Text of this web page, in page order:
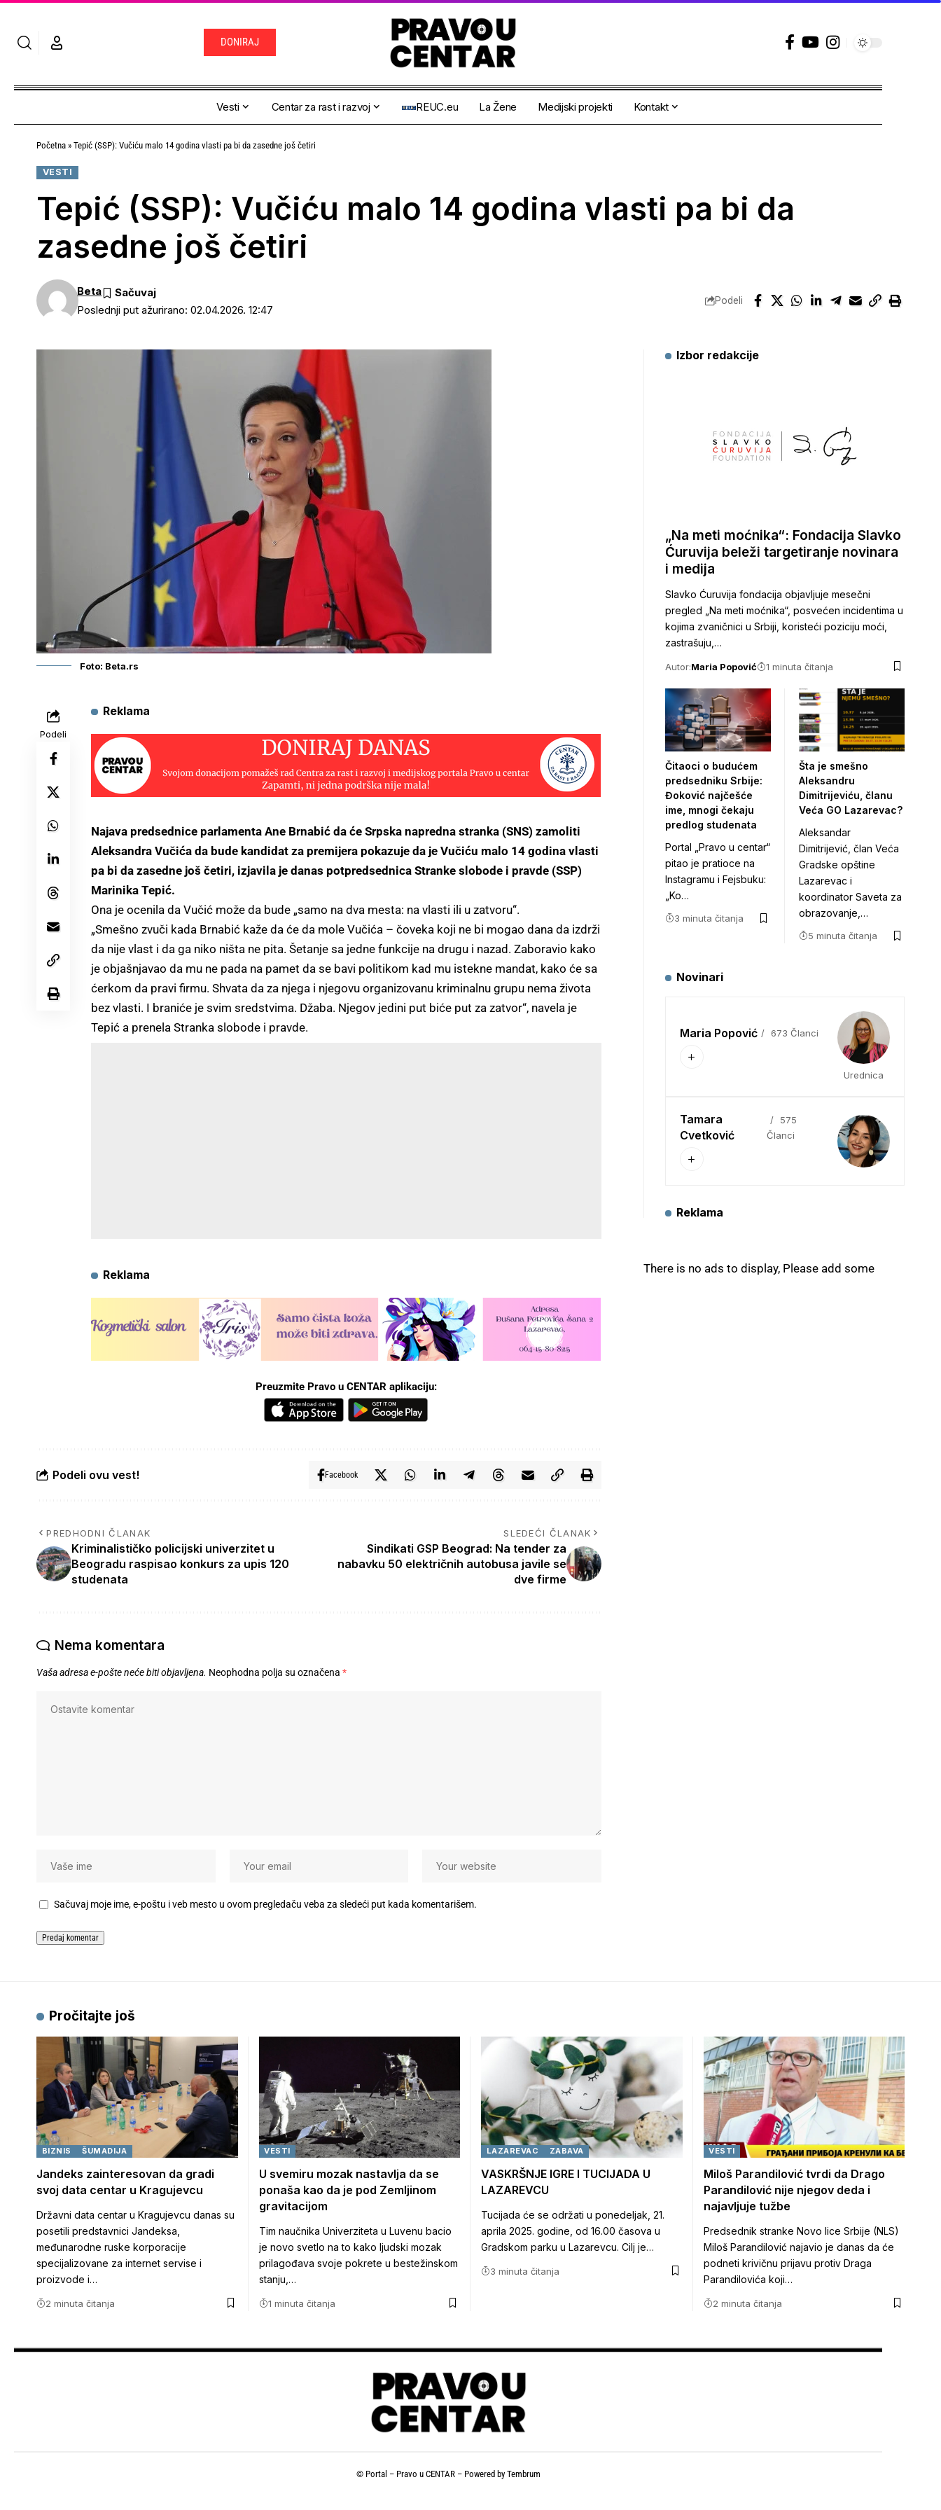
DONIRAJ
Vesti Centar za rast i razvoj REUC.eu La Žene Medijski projekti Kontakt
Početna » Tepić (SSP): Vučiću malo 14 godina vlasti pa bi da zasedne još četiri
VESTI
Tepić (SSP): Vučiću malo 14 godina vlasti pa bi da
zasedne još četiri
Poslednji put ažurirano: 02.04.2026. 12:47
Beta
Podeli
Foto: Beta.rs
Podeli
Reklama
Najava predsednice parlamenta Ane Brnabić da će Srpska napredna stranka (SNS) zamoliti
Aleksandra Vučića da bude kandidat za premijera pokazuje da je Vučiću malo 14 godina vlasti
pa bi da zasedne još četiri, izjavila je danas potpredsednica Stranke slobode i pravde (SSP)
Marinika Tepić.
Ona je ocenila da Vučić može da bude „samo na dva mesta: na vlasti ili u zatvoru“.
„Smešno zvuči kada Brnabić kaže da će da mole Vučića – čoveka koji ne bi mogao dana da izdrži
da nije vlast i da ga niko ništa ne pita. Šetanje sa jedne funkcije na drugu i nazad. Zaboravio kako
je objašnjavao da mu ne pada na pamet da se bavi politikom kad mu istekne mandat, kako će sa
ćerkom da pravi firmu. Shvata da za njega i njegovu organizovanu kriminalnu grupu nema života
bez vlasti. I braniće je svim sredstvima. Džaba. Njegov jedini put biće put za zatvor“, navela je
Tepić a prenela Stranka slobode i pravde.
Reklama
Preuzmite Pravo u CENTAR aplikaciju:
Podeli ovu vest! Facebook
PREDHODNI ČLANAK
Kriminalističko policijski univerzitet u
Beogradu raspisao konkurs za upis 120
studenata
SLEDEĆI ČLANAK
Sindikati GSP Beograd: Na tender za
nabavku 50 električnih autobusa javile se
dve firme
Nema komentara
Vaša adresa e-pošte neće biti objavljena. Neophodna polja su označena *
Sačuvaj moje ime, e-poštu i veb mesto u ovom pregledaču veba za sledeći put kada komentarišem.
Izbor redakcije
„Na meti moćnika“: Fondacija Slavko
Ćuruvija beleži targetiranje novinara
i medija
Slavko Ćuruvija fondacija objavljuje mesečni
pregled „Na meti moćnika“, posvećen incidentima u
kojima zvaničnici u Srbiji, koristeći poziciju moći,
zastrašuju,…
Autor:Maria Popović 1 minuta čitanja
Čitaoci o budućem
predsedniku Srbije:
Đoković najčešće
ime, mnogi čekaju
predlog studenata
Portal „Pravo u centar“
pitao je pratioce na
Instagramu i Fejsbuku:
„Ko…
3 minuta čitanja
Šta je smešno
Aleksandru
Dimitrijeviću, članu
Veća GO Lazarevac?
Aleksandar
Dimitrijević, član Veća
Gradske opštine
Lazarevac i
koordinator Saveta za
obrazovanje,…
5 minuta čitanja
Novinari
Maria Popović 673 Članci
Urednica
Tamara
Cvetković
575
Članci
Reklama
There is no ads to display, Please add some
Pročitajte još
BIZNIS ŠUMADIJA
Jandeks zainteresovan da gradi
svoj data centar u Kragujevcu
Državni data centar u Kragujevcu danas su
posetili predstavnici Jandeksa,
međunarodne ruske korporacije
specijalizovane za internet servise i
proizvode i…
2 minuta čitanja
VESTI
U svemiru mozak nastavlja da se
ponaša kao da je pod Zemljinom
gravitacijom
Tim naučnika Univerziteta u Luvenu bacio
je novo svetlo na to kako ljudski mozak
prilagođava svoje pokrete u bestežinskom
stanju,…
1 minuta čitanja
LAZAREVAC ZABAVA
VASKRŠNJE IGRE I TUCIJADA U
LAZAREVCU
Tucijada će se održati u ponedeljak, 21.
aprila 2025. godine, od 16.00 časova u
Gradskom parku u Lazarevcu. Cilj je…
3 minuta čitanja
VESTI
Miloš Parandilović tvrdi da Drago
Parandilović nije njegov deda i
najavljuje tužbe
Predsednik stranke Novo lice Srbije (NLS)
Miloš Parandilović najavio je danas da će
podneti krivičnu prijavu protiv Draga
Parandilovića koji…
2 minuta čitanja
© Portal – Pravo u CENTAR – Powered by Tembrum